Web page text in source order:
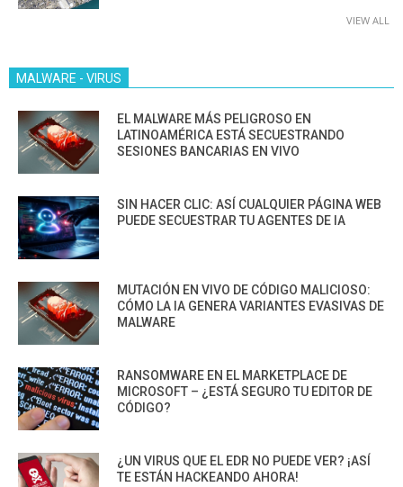
VIEW ALL
MALWARE - VIRUS
EL MALWARE MÁS PELIGROSO EN
LATINOAMÉRICA ESTÁ SECUESTRANDO
SESIONES BANCARIAS EN VIVO
SIN HACER CLIC: ASÍ CUALQUIER PÁGINA WEB
PUEDE SECUESTRAR TU AGENTES DE IA
MUTACIÓN EN VIVO DE CÓDIGO MALICIOSO:
CÓMO LA IA GENERA VARIANTES EVASIVAS DE
MALWARE
RANSOMWARE EN EL MARKETPLACE DE
MICROSOFT – ¿ESTÁ SEGURO TU EDITOR DE
CÓDIGO?
¿UN VIRUS QUE EL EDR NO PUEDE VER? ¡ASÍ
TE ESTÁN HACKEANDO AHORA!